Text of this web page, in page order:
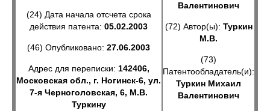
(24) Дата начала отсчета срока
действия патента: 05.02.2003
(46) Опубликовано: 27.06.2003
Адрес для переписки: 142406,
Московская обл., г. Ногинск-6, ул.
7-я Черноголовская, 6, М.В.
Туркину
Валентинович
(72) Автор(ы): Туркин
М.В.
(73)
Патентообладатель(и):
Туркин Михаил
Валентинович